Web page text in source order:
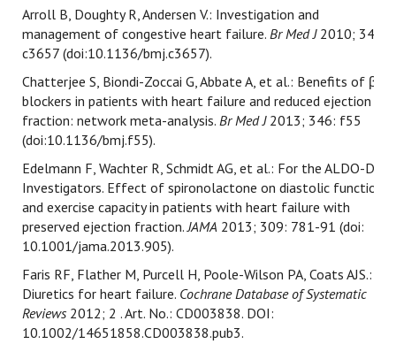
Arroll B, Doughty R, Andersen V.: Investigation and
management of congestive heart failure. Br Med J2010; 341:
c3657 (doi:10.1136/bmj.c3657).
Chatterjee S, Biondi-Zoccai G, Abbate A, et al.: Benefits of β
blockers in patients with heart failure and reduced ejection
fraction: network meta-analysis. Br Med J2013; 346: f55
(doi:10.1136/bmj.f55).
Edelmann F, Wachter R, Schmidt AG, et al.: For the ALDO-DHF
Investigators. Effect of spironolactone on diastolic function
and exercise capacity in patients with heart failure with
preserved ejection fraction.JAMA 2013; 309: 781-91 (doi:
10.1001/jama.2013.905).
Faris RF, Flather M, Purcell H, Poole-Wilson PA, Coats AJS.:
Diuretics for heart failure. Cochrane Database of Systematic
Reviews 2012; 2 . Art. No.: CD003838. DOI:
10.1002/14651858.CD003838.pub3.